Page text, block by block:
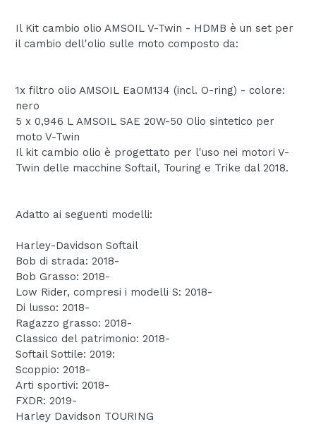
Il Kit cambio olio AMSOIL V-Twin - HDMB è un set per
il cambio dell'olio sulle moto composto da:
1x filtro olio AMSOIL EaOM134 (incl. O-ring) - colore:
nero
5 x 0,946 L AMSOIL SAE 20W-50 Olio sintetico per
moto V-Twin
Il kit cambio olio è progettato per l'uso nei motori V-
Twin delle macchine Softail, Touring e Trike dal 2018.
Adatto ai seguenti modelli:
Harley-Davidson Softail
Bob di strada: 2018-
Bob Grasso: 2018-
Low Rider, compresi i modelli S: 2018-
Di lusso: 2018-
Ragazzo grasso: 2018-
Classico del patrimonio: 2018-
Softail Sottile: 2019:
Scoppio: 2018-
Arti sportivi: 2018-
FXDR: 2019-
Harley Davidson TOURING